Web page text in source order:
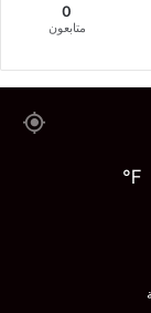
0
متابعون
℉